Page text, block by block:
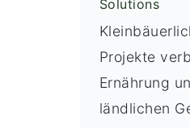
Solutions
Projekte
Ernährung
ländlichen